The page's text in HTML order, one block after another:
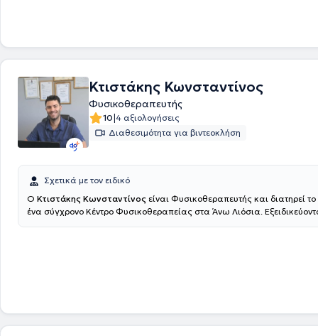
Κτιστάκης Κωνσταντίνος
Φυσικοθεραπευτής
10|4 αξιολογήσεις
Διαθεσιμότητα για βιντεοκλήση
Σχετικά με τον ειδικό
Ο Κτιστάκης Κωνσταντίνος είναι Φυσικοθεραπευτής και διατηρεί
ένα σύγχρονο Κέντρο Φυσικοθεραπείας στα Άνω Λιόσια.